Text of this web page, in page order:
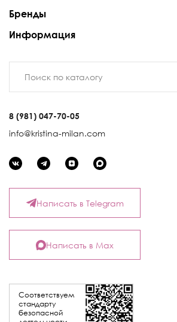
Бренды
Информация
8 (981) 047-70-05
info@kristina-milan.com
Соответствуем
стандарту
безопасной
Написать в Telegram
Написать в Max